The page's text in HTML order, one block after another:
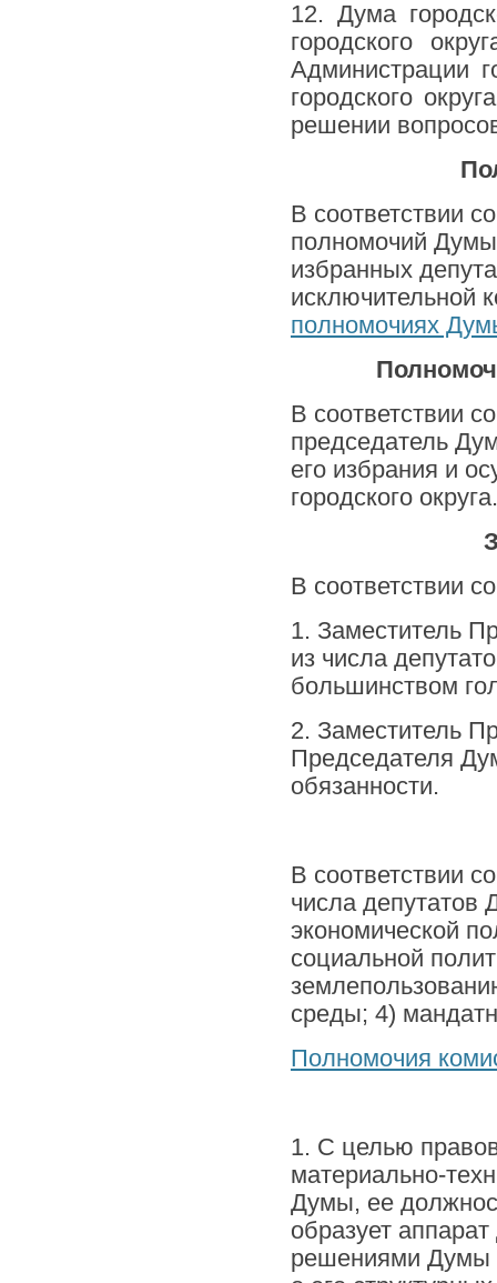
12. Дума
городского
Администрации
городского
решении
В соответствии
полномочий Думы
избранных
исключительной
полномочиях
В соответствии
председатель
его избрания и
городского
В соответствии
1. Заместитель
из числа
большинством
2. Заместитель
Председателя
обязанности.
В соответствии
числа депутатов
экономической
социальной
среды; 4)
Полномочия
1. С целью
материально-
Думы, ее
образует
решениями Думы